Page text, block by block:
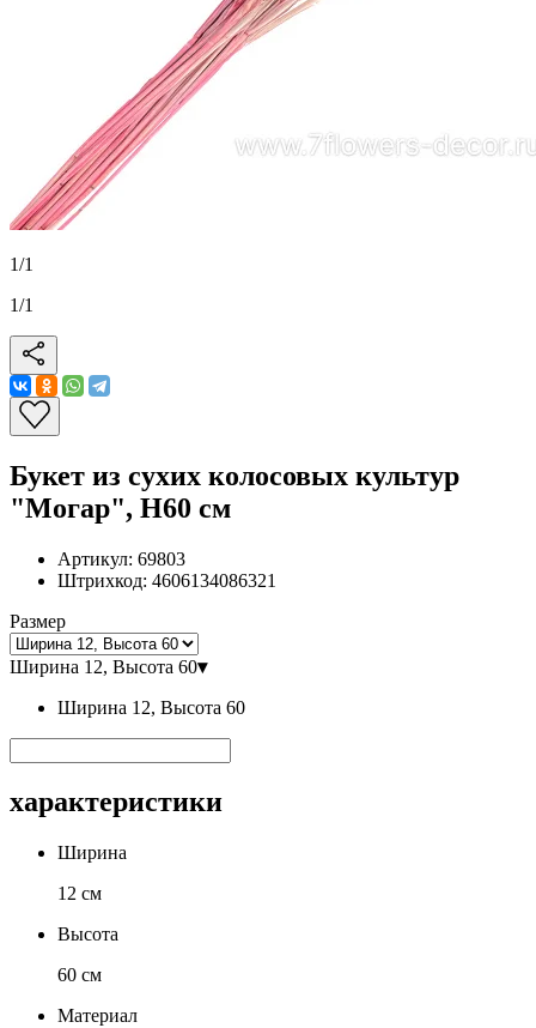
1/1
1/1
Букет из сухих колосовых культур
"Могар", H60 см
Артикул: 69803
Штрихкод: 4606134086321
Размер
Ширина 12, Высота 60▾
Ширина 12, Высота 60
характеристики
Ширина
12 см
Высота
60 см
Материал